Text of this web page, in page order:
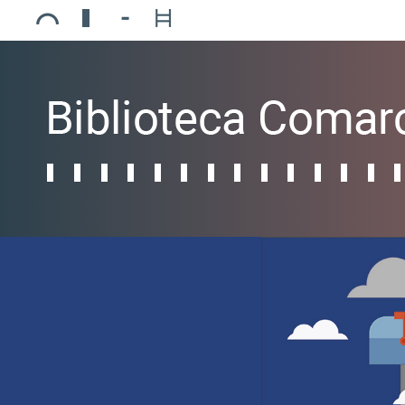
Ajuntament de Mollerussa
Biblioteca Comarcal Jaume Vila
Piscines de Mollerussa